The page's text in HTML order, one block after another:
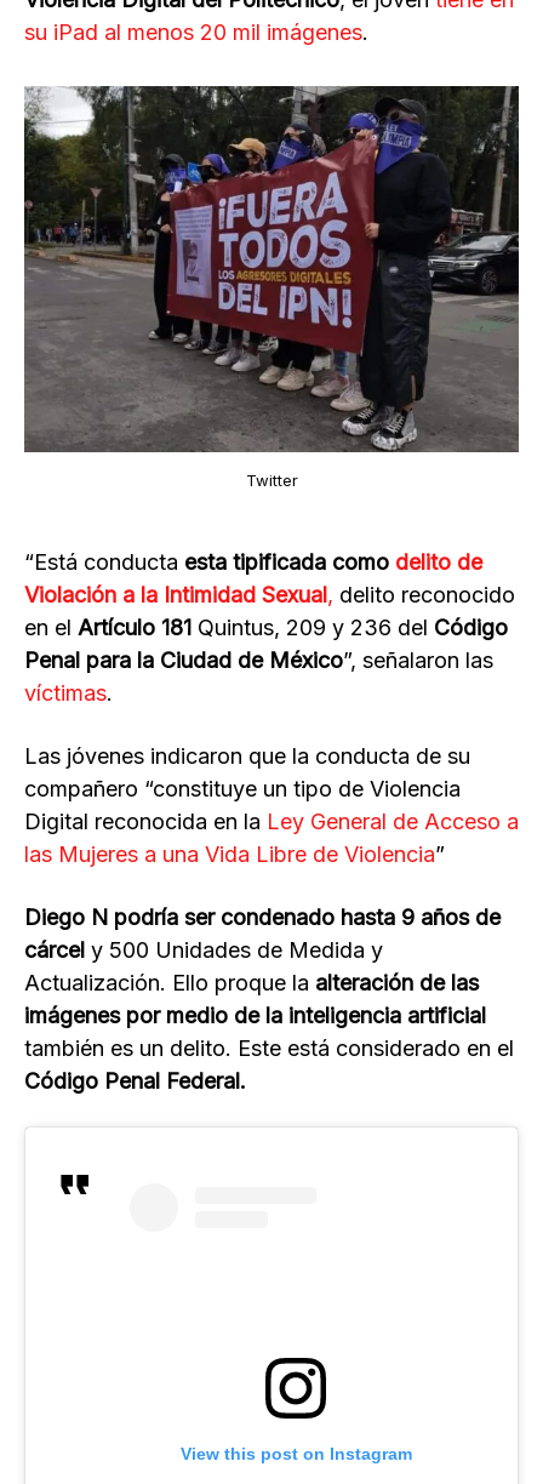
su iPad al menos 20 mil imágenes.
Twitter
“Está conducta esta tipificada como delito de
Violación a la Intimidad Sexual, delito reconocido
en el Artículo 181 Quintus, 209 y 236 del Código
Penal para la Ciudad de México”, señalaron las
víctimas.
Las jóvenes indicaron que la conducta de su
compañero “constituye un tipo de Violencia
Digital reconocida en la Ley General de Acceso a
las Mujeres a una Vida Libre de Violencia”
Diego N podría ser condenado hasta 9 años de
cárcel y 500 Unidades de Medida y
Actualización. Ello proque la alteración de las
imágenes por medio de la inteligencia artificial
también es un delito. Este está considerado en el
Código Penal Federal.
View this post on Instagram